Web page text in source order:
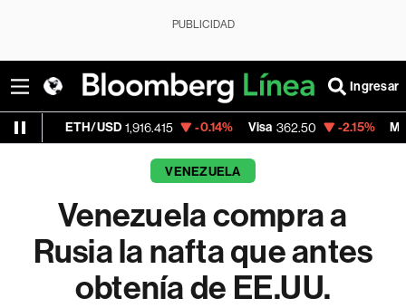
PUBLICIDAD
Ingresar
1,916.415 -0.14% Visa 362.50 -2.15% MercadoLibre
VENEZUELA
Venezuela compra a
Rusia la nafta que antes
obtenía de EE.UU.